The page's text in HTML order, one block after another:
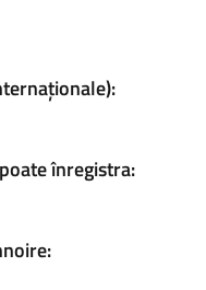
înregistra: